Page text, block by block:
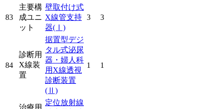
83
主要構
成ユニ
ット
壁取付け式
X線管支持
器(Ⅰ)
3 3
84
診断用
X線装
置
据置型デジ
タル式泌尿
器・婦人科
用X線透視
診断装置
(Ⅱ)
1 1
定位放射線